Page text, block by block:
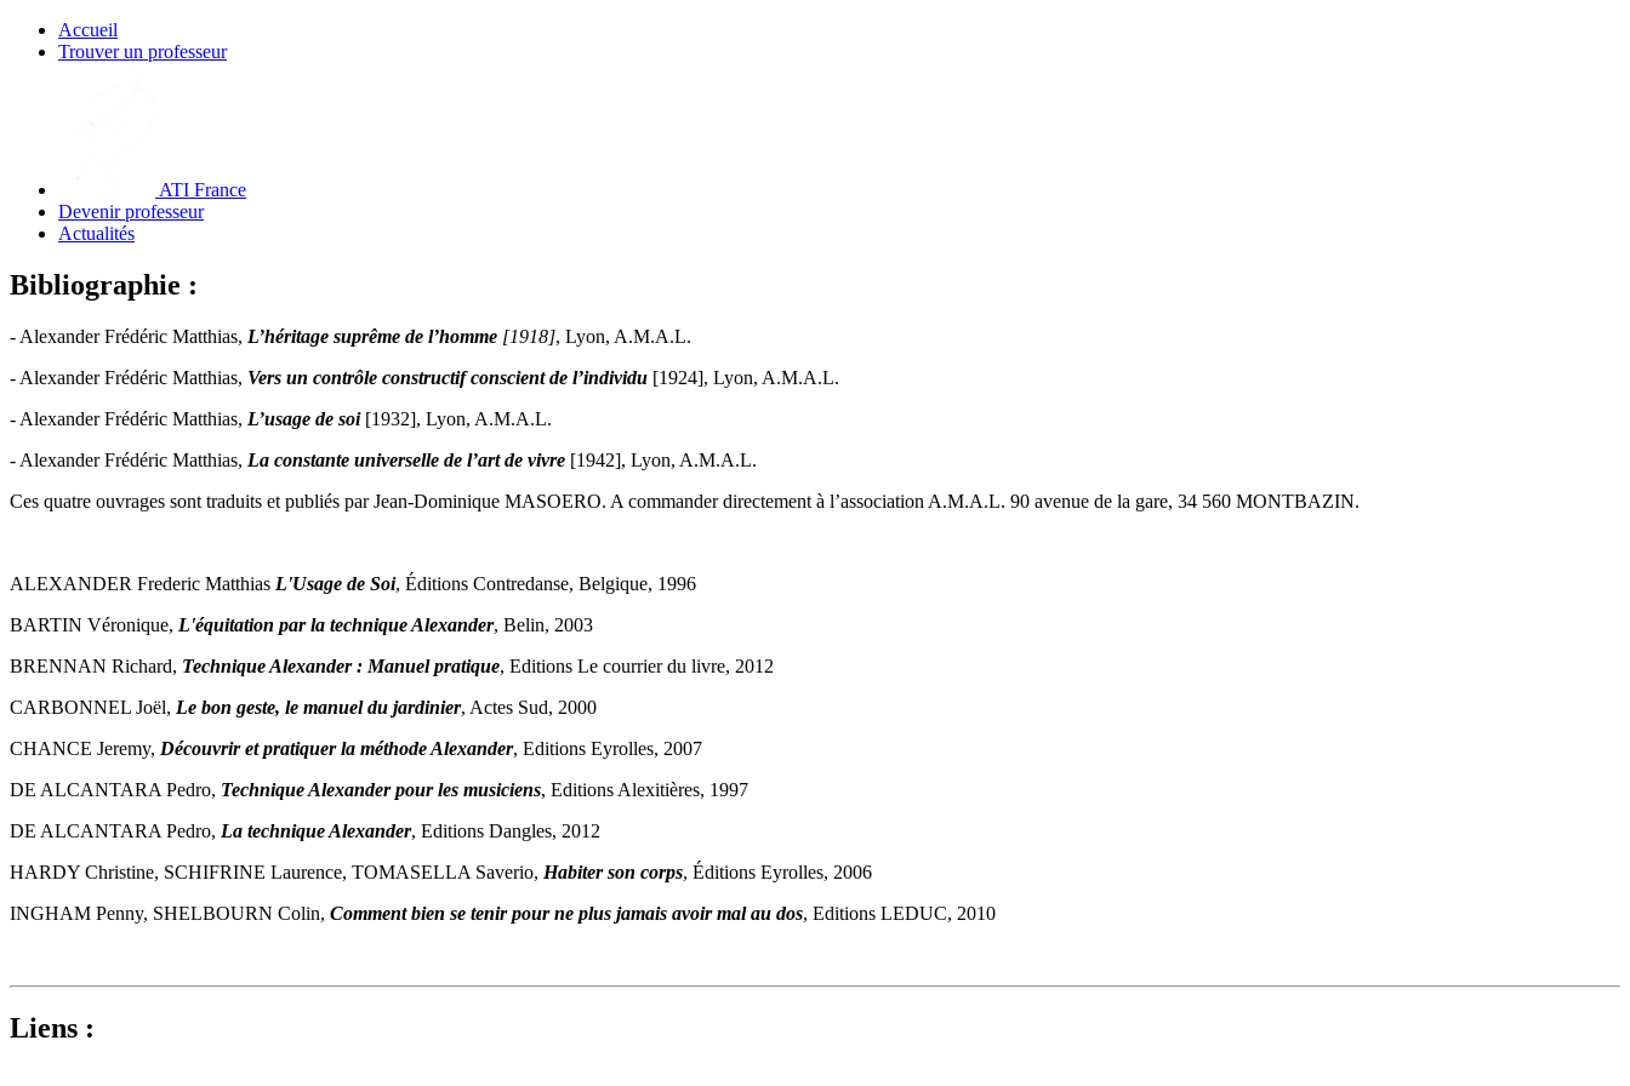
Accueil
Trouver un professeur
ATI France
Devenir professeur
Actualités
Bibliographie :
- Alexander Frédéric Matthias, L’héritage suprême de l’homme [1918], Lyon, A.M.A.L.
- Alexander Frédéric Matthias, Vers un contrôle constructif conscient de l’individu [1924], Lyon, A.M.A.L.
- Alexander Frédéric Matthias, L’usage de soi[1932], Lyon, A.M.A.L.
- Alexander Frédéric Matthias, La constante universelle de l’art de vivre [1942], Lyon, A.M.A.L.
Ces quatre ouvrages sont traduits et publiés par Jean-Dominique MASOERO. A commander directement à l’association A.M.A.L. 90 avenue de la gare, 34 560 MONTBAZIN.
ALEXANDER Frederic Matthias L'Usage de Soi, Éditions Contredanse, Belgique, 1996
BARTIN Véronique, L'équitation par la technique Alexander, Belin, 2003
BRENNAN Richard, Technique Alexander : Manuel pratique, Editions Le courrier du livre, 2012
CARBONNEL Joël, Le bon geste, le manuel du jardinier, Actes Sud, 2000
CHANCE Jeremy, Découvrir et pratiquer la méthode Alexander, Editions Eyrolles, 2007
DE ALCANTARA Pedro, Technique Alexander pour les musiciens, Editions Alexitières, 1997
DE ALCANTARA Pedro, La technique Alexander, Editions Dangles, 2012
HARDY Christine, SCHIFRINE Laurence, TOMASELLA Saverio, Habiter son corps, Éditions Eyrolles, 2006
INGHAM Penny, SHELBOURN Colin, Comment bien se tenir pour ne plus jamais avoir mal au dos, Editions LEDUC, 2010
Liens :